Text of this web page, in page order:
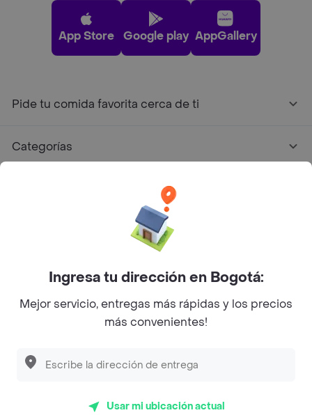
App Store Google play AppGallery
Pide tu comida favorita cerca de ti
Categorías
Facebook
Twitter
Instagram
©2026Rappi Inc. All rights reserved.
Ingresa tu dirección en Bogotá:
Mejor servicio, entregas más rápidas y los precios
más convenientes!
Usar mi ubicación actual